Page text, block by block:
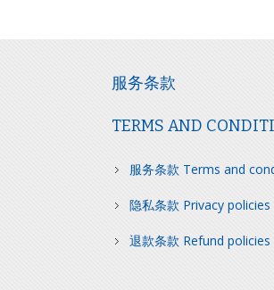
服务条款
TERMS AND
服务条款 Terms and
隐私条款 Privacy policies
退款条款 Refund policies